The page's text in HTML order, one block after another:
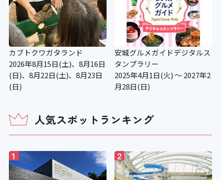
視覚障がい者誘導用ブロック
〇
入場料等
障がい者対応 別途料金
カブトクワガタランド
2026年8月15日(土)、8月16日
(日)、8月22日(土)、8月23日
(日)
安城グルメガイドデジタルス
タンプラリー
2025年4月1日(火) ～ 2027年2
月28日(日)
人気スポットランキング
1 2